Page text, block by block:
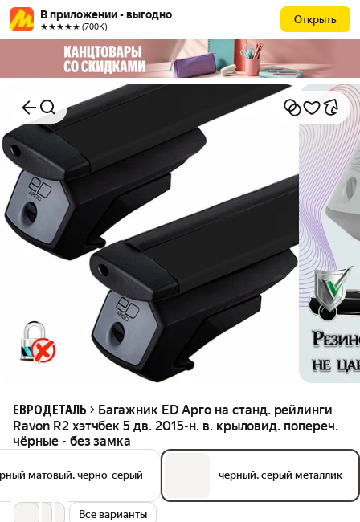
В приложении - выгодно
★★★★★ (700К)
Открыть
ЕВРОДЕТАЛЬ
Багажник ED Арго на станд. рейлинги
Ravon R2 хэтчбек 5 дв. 2015-н. в. крыловид. попереч.
чёрные - без замка
матовый, черно-серый черный, серый металлик
Все варианты